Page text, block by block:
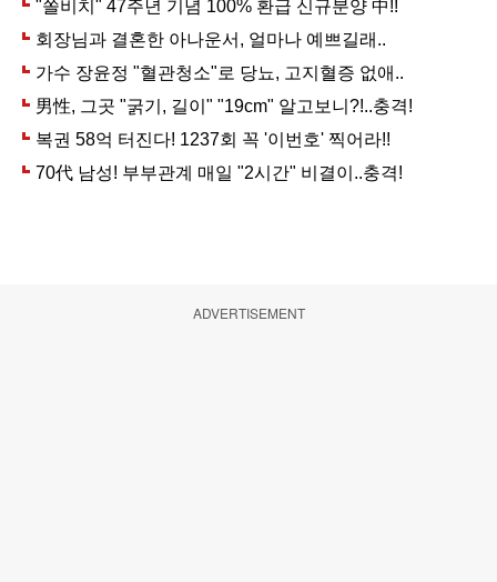
ADVERTISEMENT